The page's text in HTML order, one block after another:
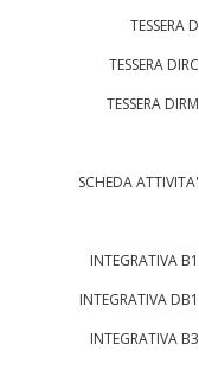
TESSERA D
TESSERA DIRC
TESSERA DIRM
SCHEDA ATTIVITA'
INTEGRATIVA B1
INTEGRATIVA DB1
INTEGRATIVA B3